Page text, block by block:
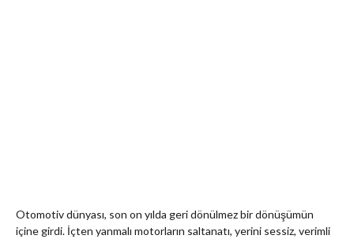
Otomotiv dünyası, son on yılda geri dönülmez bir dönüşümün
içine girdi. İçten yanmalı motorların saltanatı, yerini sessiz, verimli